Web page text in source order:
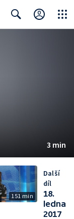
3 min
151 min
Další
díl
18.
ledna
2017